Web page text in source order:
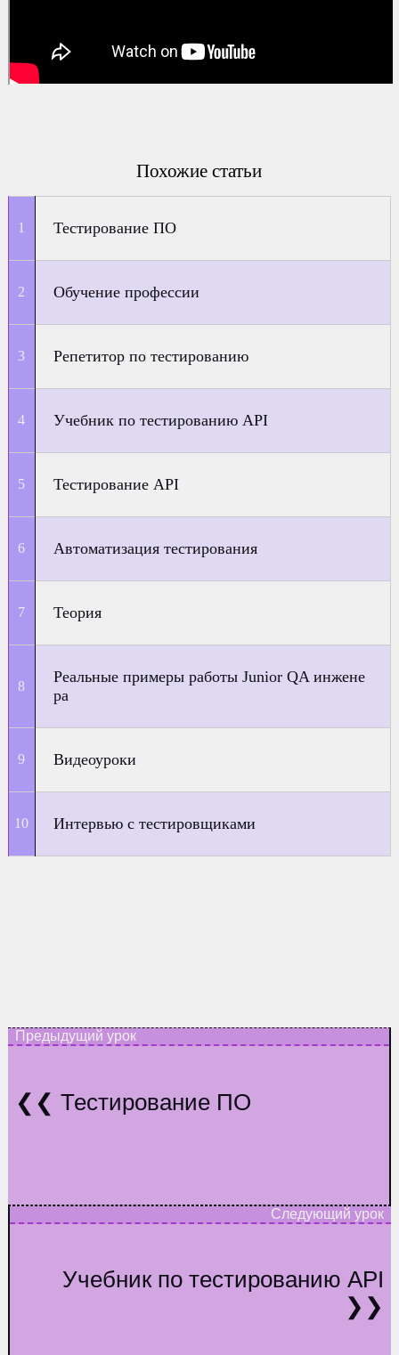
Похожие статьи
Тестирование ПО
Обучение профессии
Репетитор по тестированию
Учебник по тестированию API
Тестирование API
Автоматизация тестирования
Теория
Реальные примеры работы Junior QA инжене
ра
Видеоуроки
Интервью с тестировщиками
Тестирование ПО
Учебник по тестированию API